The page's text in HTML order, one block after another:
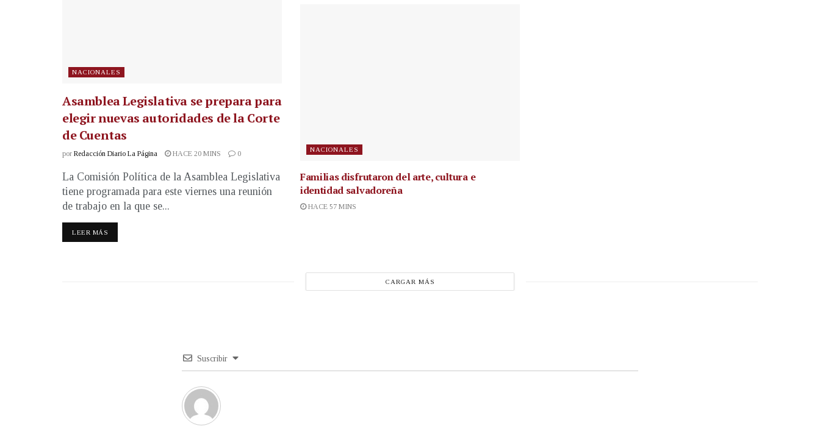
NACIONALES
Asamblea Legislativa se prepara para
elegir nuevas autoridades de la Corte
de Cuentas
por Redacción Diario La Página HACE 20 MINS 0
La Comisión Política de la Asamblea Legislativa
tiene programada para este viernes una reunión
de trabajo en la que se...
LEER MÁS
NACIONALES
Familias disfrutaron del arte, cultura e
identidad salvadoreña
HACE 57 MINS
CARGAR MÁS
Suscribir